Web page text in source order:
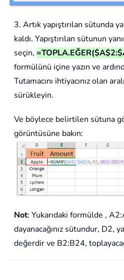
3. Artık yapıştırılan sütunda
kaldı. Yapıştırılan sütunun
seçin,
formülünü içine yazın ve
Tutamacını ihtiyacınız olan
sürükleyin.
Ve böylece belirtilen sütuna
görüntüsüne bakın:
Not: Yukarıdaki formülde ,
dayanacağınız sütundur, D2,
değerdir ve B2:B24,